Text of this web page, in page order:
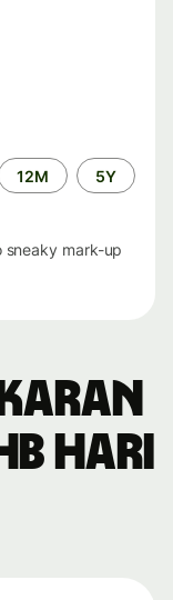
12M 5Y
sneaky mark-up
hari